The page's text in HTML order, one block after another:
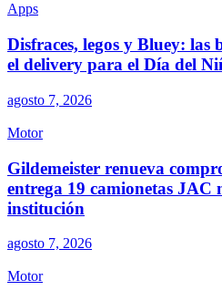
Apps
Disfraces, legos y Bluey: las
el delivery para el Día del
agosto 7, 2026
Motor
Gildemeister renueva
entrega 19 camionetas JAC
institución
agosto 7, 2026
Motor